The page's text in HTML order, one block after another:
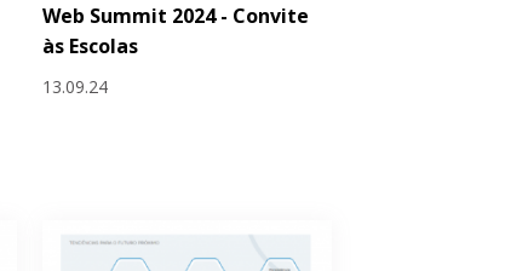
Web Summit 2024 - Convite
às Escolas
13.09.24